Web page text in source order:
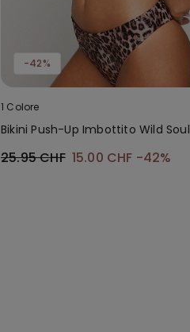
-42%
1 Colore
Bikini Push-Up Imbottito Wild Soul
25.95 CHF 15.00 CHF -42%